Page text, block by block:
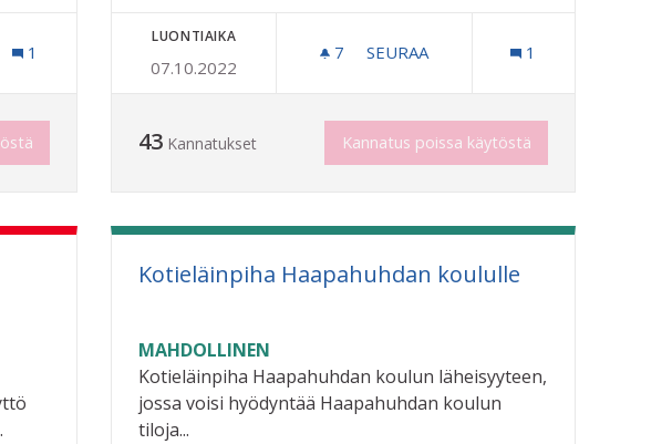
LISÄÄMINEN
1
LUONTIAIKA
07.10.2022
7 7 SEURAAJAA
SEURAA 1
43 Kannatukset Kannatus poissa käytöstä
Kotieläinpiha Haapahuhdan koululle
MAHDOLLINEN
Kotieläinpiha Haapahuhdan koulun läheisyyteen,
jossa voisi hyödyntää Haapahuhdan koulun
tiloja...